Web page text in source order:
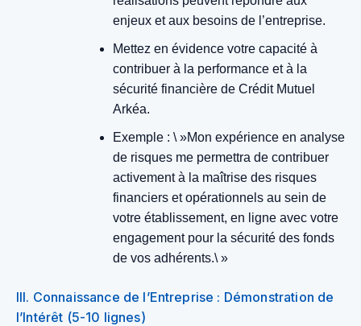
enjeux et aux besoins de l’entreprise.
Mettez en évidence votre capacité à
contribuer à la performance et à la
sécurité financière de Crédit Mutuel
Arkéa.
Exemple : \ »Mon expérience en analyse
de risques me permettra de contribuer
activement à la maîtrise des risques
financiers et opérationnels au sein de
votre établissement, en ligne avec votre
engagement pour la sécurité des fonds
de vos adhérents.\ »
III. Connaissance de l’Entreprise : Démonstration de
l’Intérêt (5-10 lignes)